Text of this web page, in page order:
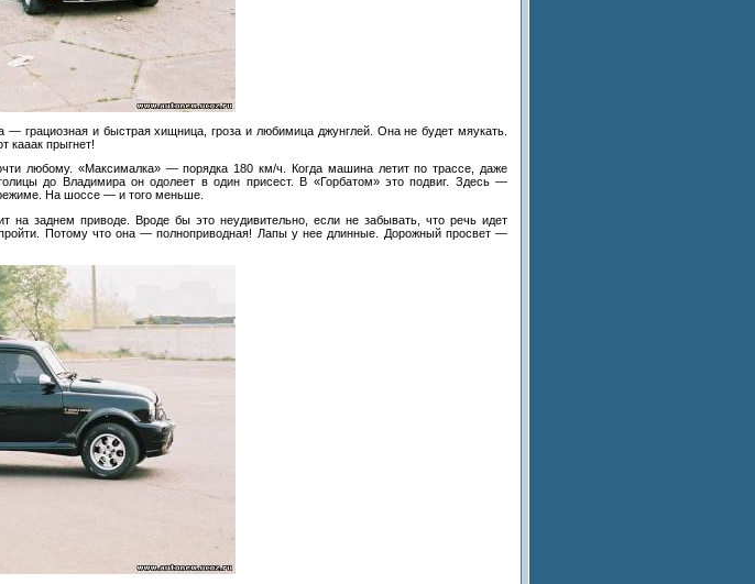
— грациозная и быстрая хищница, гроза и любимица джунглей. Она не будет мяукать.
кааак прыгнет!
любому. «Максималка» —порядка 180 км/ч. Когда машина летит по трассе, даже
до Владимира он одолеет в один присест. В «Горбатом»это подвиг. Здесь —
На шоссе — и того меньше.
на заднем приводе. Вроде бы это неудивительно, если не забывать, что речь идет
Потому что она — полноприводная! Лапы у нее длинные. Дорожный просвет —